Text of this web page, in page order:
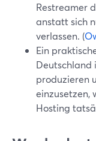
Restreamer
anstatt sich
verlassen. (
Ein
Deutschland
produzieren
einzusetzen,
Hosting